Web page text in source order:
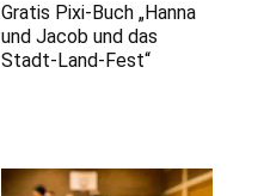
Gratis Pixi-Buch „Hanna
und Jacob und das
Stadt-Land-Fest“